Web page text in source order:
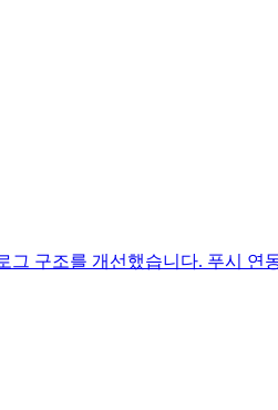
그 구조를 개선했습니다. 푸시